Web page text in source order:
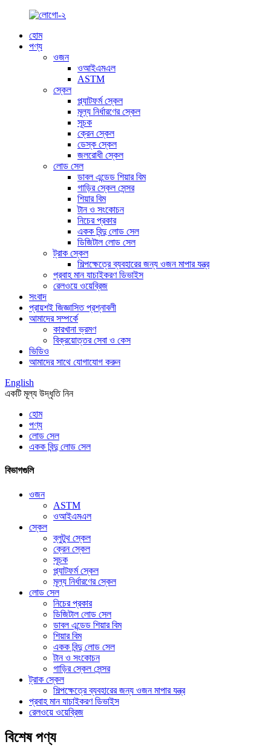
হোম
পণ্য
ওজন
ওআইএমএল
ASTM
স্কেল
প্ল্যাটফর্ম স্কেল
মূল্য নির্ধারণের স্কেল
সূচক
ক্রেন স্কেল
ডেস্ক স্কেল
জলরোধী স্কেল
লোড সেল
ডাবল এন্ডেড শিয়ার বিম
গাড়ির স্কেল সেন্সর
শিয়ার বিম
টান ও সংকোচন
নিচের প্রকার
একক বিন্দু লোড সেল
ডিজিটাল লোড সেল
ট্রাক স্কেল
শিল্পক্ষেত্রে ব্যবহারের জন্য ওজন মাপার যন্ত্র
প্রবাহ মান যাচাইকরণ ডিভাইস
রেলওয়ে ওয়েব্রিজ
সংবাদ
প্রায়শই জিজ্ঞাসিত প্রশ্নাবলী
আমাদের সম্পর্কে
কারখানা ভ্রমণ
বিক্রয়োত্তর সেবা ও কেস
ভিডিও
আমাদের সাথে যোগাযোগ করুন
English
একটি মূল্য উদ্ধৃতি নিন
হোম
পণ্য
লোড সেল
একক বিন্দু লোড সেল
বিভাগগুলি
ওজন
ASTM
ওআইএমএল
স্কেল
ব্লুটুথ স্কেল
ক্রেন স্কেল
সূচক
প্ল্যাটফর্ম স্কেল
মূল্য নির্ধারণের স্কেল
লোড সেল
নিচের প্রকার
ডিজিটাল লোড সেল
ডাবল এন্ডেড শিয়ার বিম
শিয়ার বিম
একক বিন্দু লোড সেল
টান ও সংকোচন
গাড়ির স্কেল সেন্সর
ট্রাক স্কেল
শিল্পক্ষেত্রে ব্যবহারের জন্য ওজন মাপার যন্ত্র
প্রবাহ মান যাচাইকরণ ডিভাইস
রেলওয়ে ওয়েব্রিজ
বিশেষ পণ্য